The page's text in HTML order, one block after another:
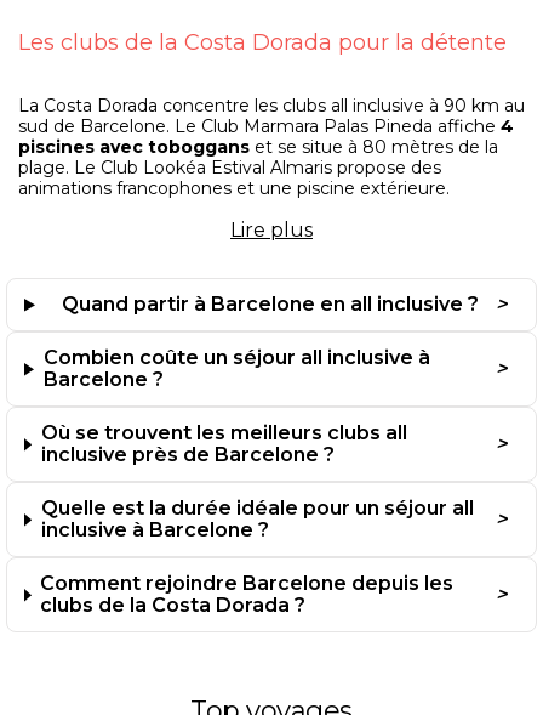
Les clubs de la Costa Dorada pour la détente
La Costa Dorada concentre les clubs all inclusive à 90 km au
sud de Barcelone. Le Club Marmara Palas Pineda affiche 4
piscines avec toboggans et se situe à 80 mètres de la
plage. Le Club Lookéa Estival Almaris propose des
animations francophones et une piscine extérieure.
Ces établissements se trouvent à Salou, La Pineda et
pour 5 nuits, avec un prix plus bas en semaine hors
vacances scolaires. Les plages de sable fin s’étendent sur
plusieurs kilomètres.
Barcelone centre pour explorer la ville
Quelques hôtels en centre-ville offrent une formule all
Dorada mais vous gagnez du temps de trajet. La Sagrada
Familia se visite à pied depuis le quartier de l’Eixample.
Le quartier gothique dévoile ses ruelles médiévales en 20
minutes depuis les Ramblas. Cette option convient aux
voyageurs qui souhaitent alterner culture urbaine et
formule sans souci.
Quand partir pour le meilleur
Lire plus
Quand partir à Barcelone en all inclusive ?
Combien coûte un séjour all inclusive à
Barcelone ?
Où se trouvent les meilleurs clubs all
inclusive près de Barcelone ?
Quelle est la durée idéale pour un séjour all
inclusive à Barcelone ?
Comment rejoindre Barcelone depuis les
clubs de la Costa Dorada ?